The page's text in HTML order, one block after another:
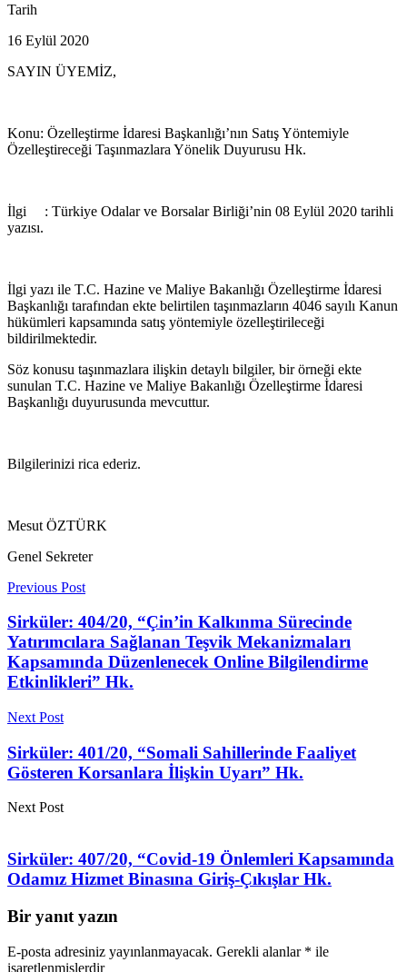
Tarih
16 Eylül 2020
SAYIN ÜYEMİZ,
Konu: Özelleştirme İdaresi Başkanlığı’nın Satış Yöntemiyle
Özelleştireceği Taşınmazlara Yönelik Duyurusu Hk.
İlgi : Türkiye Odalar ve Borsalar Birliği’nin 08 Eylül 2020 tarihli
yazısı.
İlgi yazı ile T.C. Hazine ve Maliye Bakanlığı Özelleştirme İdaresi
Başkanlığı tarafından ekte belirtilen taşınmazların 4046 sayılı Kanun
hükümleri kapsamında satış yöntemiyle özelleştirileceği
bildirilmektedir.
Söz konusu taşınmazlara ilişkin detaylı bilgiler, bir örneği ekte
sunulan T.C. Hazine ve Maliye Bakanlığı Özelleştirme İdaresi
Başkanlığı duyurusunda mevcuttur.
Bilgilerinizi rica ederiz.
Mesut ÖZTÜRK
Genel Sekreter
Previous Post
Sirküler: 404/20, “Çin’in Kalkınma Sürecinde
Yatırımcılara Sağlanan Teşvik Mekanizmaları
Kapsamında Düzenlenecek Online Bilgilendirme
Etkinlikleri” Hk.
Next Post
Sirküler: 401/20, “Somali Sahillerinde Faaliyet
Gösteren Korsanlara İlişkin Uyarı” Hk.
Next Post
Sirküler: 407/20, “Covid-19 Önlemleri Kapsamında
Odamız Hizmet Binasına Giriş-Çıkışlar Hk.
Bir yanıt yazın
E-posta adresiniz yayınlanmayacak. Gerekli alanlar * ile
işaretlenmişlerdir